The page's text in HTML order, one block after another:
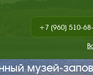
+7 (960) 510-
+7 (930) 347-